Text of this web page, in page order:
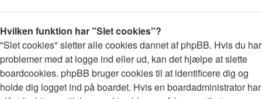
Hvilken funktion har "Slet cookies"?
"Slet cookies" sletter alle cookies dannet af phpBB. Hvis du har
problemer med at logge ind eller ud, kan det hjælpe at slette
boardcookies. phpBB bruger cookies til at identificere dig og
holde dig logget ind på boardet. Hvis en boardadministrator har